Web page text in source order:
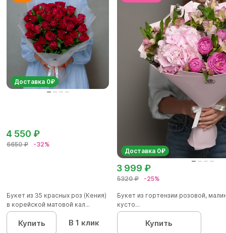
Доставка 0₽
6650 ₽ -32%
4 550 ₽
Букет из 35 красных роз (Кения)
в корейской матовой кал...
Купить В 1 клик
Доставка 0₽
5320 ₽ -25%
3 999 ₽
Букет из гортензии розовой,
кусто...
Купить